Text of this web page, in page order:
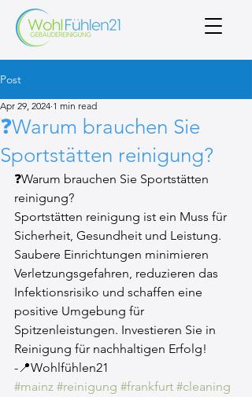
Post
❓Warum brauchen Sie
Sportstätten reinigung?
Apr 29, 2024 1 min read
❓Warum brauchen Sie Sportstätten
reinigung?
Sportstätten reinigung ist ein Muss für
Sicherheit, Gesundheit und Leistung.
Saubere Einrichtungen minimieren
Verletzungsgefahren, reduzieren das
Infektionsrisiko und schaffen eine
positive Umgebung für
Spitzenleistungen. Investieren Sie in
Reinigung für nachhaltigen Erfolg!
-📍Wohlfühlen21
#mainz #reinigung #frankfurt #cleaning